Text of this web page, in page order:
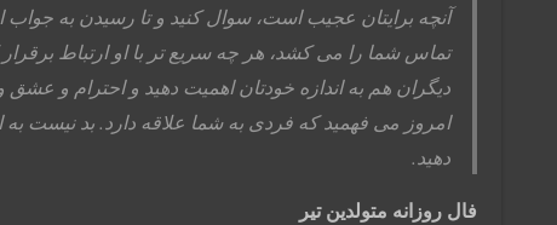
آنچه برایتان عجیب است، سوال کنید و تا رسیدن به جواب
تماس شما را می کشد، هر چه سریع تر با او ارتباط
دیگران هم به اندازه خودتان اهمیت دهید و احترام و عشق
امروز می فهمید که فردی به شما علاقه دارد. بد نیست به
دهید.
فال روزانه متولدین تیر